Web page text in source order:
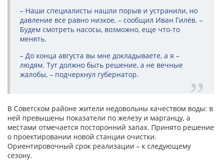
– Наши специалисты нашли порыв и устранили, но
давление все равно низкое, – сообщил Иван Гилёв. –
Будем смотреть насосы, возможно, еще что-то
менять.
– До конца августа вы мне докладываете, а я –
людям. Тут должно быть решение, а не вечные
жалобы, – подчеркнул губернатор.
В Советском районе жители недовольны качеством воды: в
ней превышены показатели по железу и марганцу, а
местами отмечается посторонний запах. Принято решение
о проектировании новой станции очистки.
Ориентировочный срок реализации – к следующему
сезону.